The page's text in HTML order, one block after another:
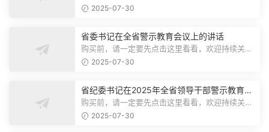
注，精彩模板每天推送预览结束，本文...
2025-07-30
省委书记在全省警示教育会议上的讲话
购买前，请一定要先点击这里看看，欢迎持续关
注，精彩模板每天推送预览结束，本文...
2025-07-30
省纪委书记在2025年全省领导干部警示教育会
上的讲话.1
购买前，请一定要先点击这里看看，欢迎持续关
注，精彩模板每天推送预览结束，本文...
2025-07-30